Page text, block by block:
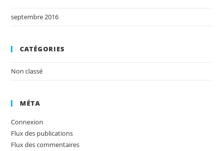
septembre 2016
CATÉGORIES
Non classé
MÉTA
Connexion
Flux des publications
Flux des commentaires